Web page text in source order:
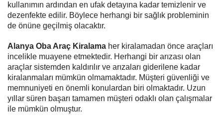
kullanımın ardından en ufak detayına kadar temizlenir ve
dezenfekte edilir. Böylece herhangi bir sağlık probleminin
de önüne geçilmiş olacaktır.
Alanya Oba Araç Kiralama her kiralamadan önce araçları
incelikle muayene etmektedir. Herhangi bir arızası olan
araçlar sistemden kaldırılır ve arızaları giderilene kadar
kiralanmaları mümkün olmamaktadır. Müşteri güvenliği ve
memnuniyeti en önemli konulardan biri olmaktadır. Uzun
yıllar süren başarı tamamen müşteri odaklı olan çalışmalar
ile mümkün olmuştur.